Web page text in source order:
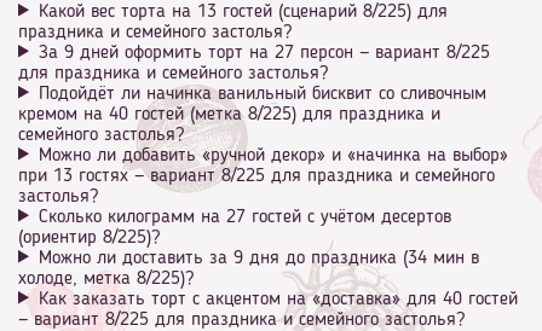
Какой вес торта на 13 гостей (сценарий 8/225) для
праздника и семейного застолья?
За 9 дней оформить торт на 27 персон — вариант 8/225
для праздника и семейного застолья?
Подойдёт ли начинка ванильный бисквит со сливочным
кремом на 40 гостей (метка 8/225) для праздника и
семейного застолья?
Можно ли добавить «ручной декор» и «начинка на выбор»
при 13 гостях — вариант 8/225 для праздника и семейного
застолья?
Сколько килограмм на 27 гостей с учётом десертов
(ориентир 8/225)?
Можно ли доставить за 9 дня до праздника (34 мин в
холоде, метка 8/225)?
Как заказать торт с акцентом на «доставка» для 40 гостей
— вариант 8/225 для праздника и семейного застолья?